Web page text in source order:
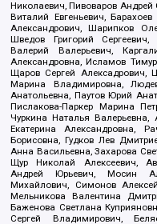
Николаевич, Пивоваров Андрей
Виталий Евгеньевич,
Александрович, Шарипков
Шведов Григорий
Валерий Валерьевич,
Александровна, Исламов
Щаров Сергей Алексадрович,
Марина Владимировна,
Анатольевна, Паутов Юрий
Пислакова-Паркер Марина
Чуркина Наталья Валерьевна,
Екатерина Александровна,
Борисовна, Гудков Лев
Анна Васильевна, Захарова
Щур Николай Алексеевич,
Андрей Юрьевич, Мосин
Михайлович, Симонов
Мельникова Валентина
Баженова Светлана
Сергей Владимирович,